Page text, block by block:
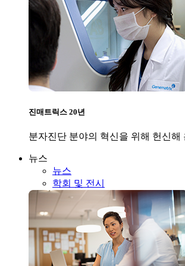
진매트릭스 20년
분자진단 분야의 혁신을 위해 헌신
뉴스
뉴스
학회 및 전시